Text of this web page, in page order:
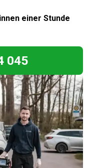
einer Stunde
045